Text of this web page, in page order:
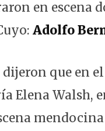
en escena
Adolfo
dijeron que en
Elena Walsh,